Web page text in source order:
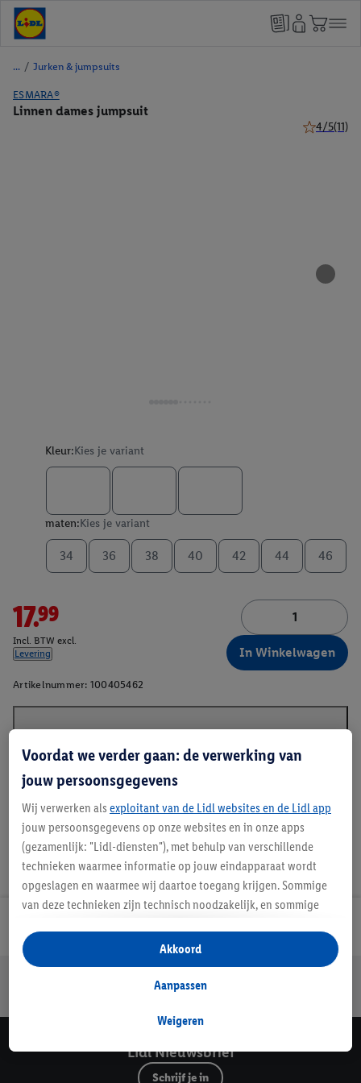
/ Jurken & jumpsuits
ESMARA®
Linnen dames jumpsuit
4/5(11)
Kleur:Kies je variant
maten:Kies je variant
34 36 38 40 42 44 46
17.99
Incl. BTW excl.
Levering
In Winkelwagen
Artikelnummer: 100405462
Veilig winkelen
Lidl Nieuwsbrief
Schrijf je in
Voordat we verder gaan: de verwerking van
jouw persoonsgegevens
Wij verwerken als exploitant van de Lidl websites en de Lidl app
jouw persoonsgegevens op onze websites en in onze apps
(gezamenlijk: "Lidl-diensten"), met behulp van verschillende
technieken waarmee informatie op jouw eindapparaat wordt
opgeslagen en waarmee wij daartoe toegang krijgen. Sommige
van deze technieken zijn technisch noodzakelijk, en sommige
opslaan van voorkeursinstellingen, het verzamelen en
analyseren van statistieken of voor het tonen van
gepersonaliseerde reclame binnen en buiten de Lidl-diensten.
gegevens over jouw aankoopgedrag in de winkel ook voor de
Als je hier toestemming geeft aan ons voor het personaliseren
van reclame en als je vervolgens een Lidl Plus-account
Weigeren
Aanpassen
Akkoord